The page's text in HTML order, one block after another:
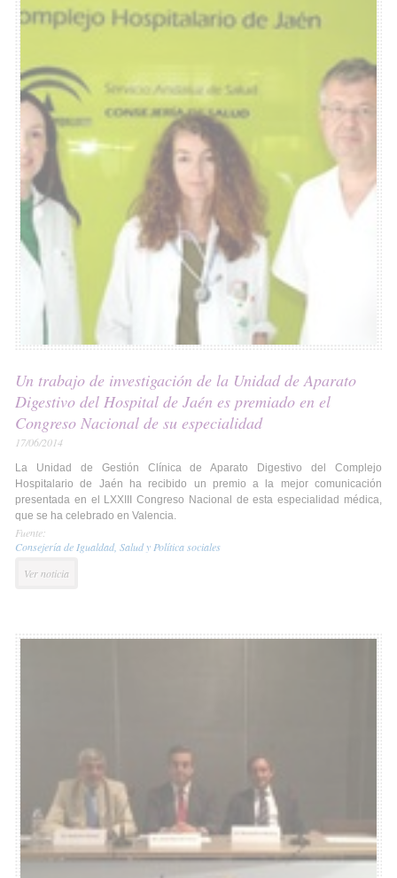
Un trabajo de investigación de la Unidad de Aparato
Digestivo del Hospital de Jaén es premiado en el
Congreso Nacional de su especialidad
17/06/2014
La Unidad de Gestión Clínica de Aparato Digestivo del Complejo
Hospitalario de Jaén ha recibido un premio a la mejor comunicación
presentada en el LXXIII Congreso Nacional de esta especialidad médica,
que se ha celebrado en Valencia.
Fuente:
Consejería de Igualdad, Salud y Política sociales
Ver noticia